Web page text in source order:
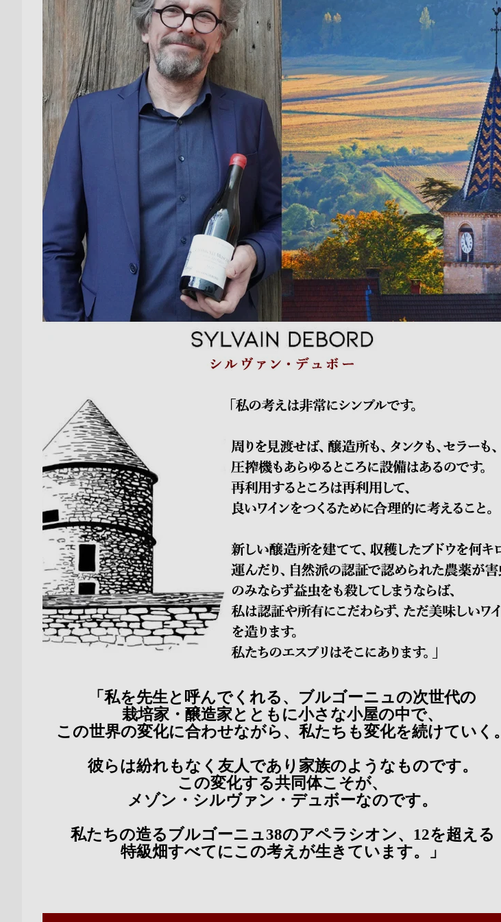
「私を先生と呼んでくれる、 ブルゴーニュの次世代の
栽培家・醸造家とともに小さな小屋の中で、
この世界の変化に合わせながら、 私たちも変化を続けていく。
彼らは紛れもなく友人であり 家族のようなものです。
この変化する共同体こそが、
メゾン・シルヴァン・デュボーなのです。
私たちの造るブルゴーニュ38のアペラシオン、12を超える
特級畑すべてにこの考えが生きています。」